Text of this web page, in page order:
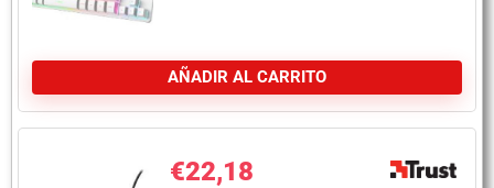
AÑADIR AL CARRITO
€22,18